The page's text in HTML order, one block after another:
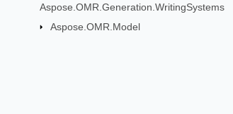
Aspose.OMR.Generation.WritingSystems
Aspose.OMR.Model